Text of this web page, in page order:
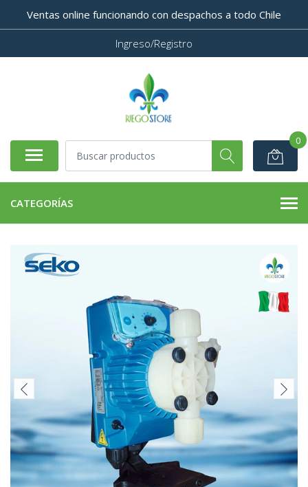
Ventas online funcionando con despachos a todo Chile
Ingreso/Registro
0
CATEGORÍAS